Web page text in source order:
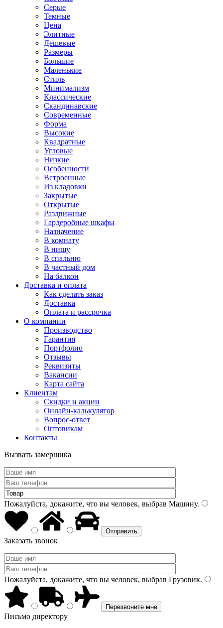
Серые
Темные
Цена
Элитные
Дешевые
Размеры
Большие
Маленькие
Стиль
Минимализм
Классические
Скандинавские
Современные
Форма
Высокие
Квадратные
Угловые
Низкие
Особенности
Встроенные
Из кладовки
Закрытые
Открытые
Раздвижные
Гардеробные шкафы
Назначение
В комнату
В нишу
В спальню
В частный дом
На балкон
Доставка и оплата
Как сделать заказ
Доставка
Оплата и рассрочка
О компании
Производство
Гарантия
Портфолио
Отзывы
Реквизиты
Вакансии
Карта сайта
Клиентам
Скидки и акции
Онлайн-калькулятор
Вопрос-ответ
Оптовикам
Контакты
Вызвать замерщика
Пожалуйста, докажите, что вы человек, выбрав Машину.
Заказать звонок
Пожалуйста, докажите, что вы человек, выбрав Грузовик.
Письмо директору